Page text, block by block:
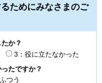
ためにみなさまのご
か？
3：役に立たなかった
たですか？
つう